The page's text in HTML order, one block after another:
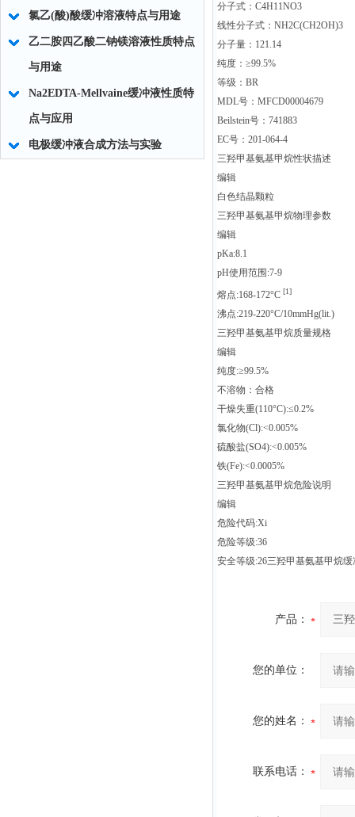
氯乙(酸)酸缓冲溶液特点与用途
乙二胺四乙酸二钠镁溶液性质特点
与用途
Na2EDTA-Mellvaine缓冲液性质特
点与应用
电极缓冲液合成方法与实验
分子式：C4H11NO3
线性分子式：NH2C(CH2OH)3
分子量：121.14
纯度：≥99.5%
等级：BR
MDL号：MFCD00004679
Beilstein号：741883
EC号：201-064-4
三羟甲基氨基甲烷性状描述
编辑
白色结晶颗粒
三羟甲基氨基甲烷物理参数
编辑
pKa:8.1
pH使用范围:7-9
熔点:168-172°C [1]
沸点:219-220°C/10mmHg(lit.)
三羟甲基氨基甲烷质量规格
编辑
纯度:≥99.5%
不溶物：合格
干燥失重(110°C):≤0.2%
氯化物(Cl):<0.005%
硫酸盐(SO4):<0.005%
铁(Fe):<0.0005%
三羟甲基氨基甲烷危险说明
编辑
危险代码:Xi
危险等级:36
安全等级:26三羟甲基氨基甲烷缓
产品：
您的单位：
您的姓名：
联系电话：